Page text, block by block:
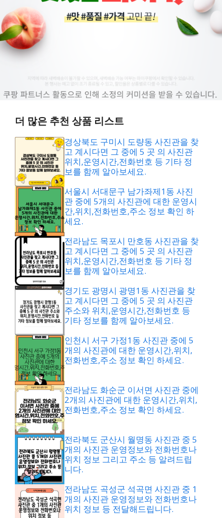
더 많은 추천 상품 리스트
경상북도 구미시 도량동 사진관을 찾
고 계시다면 그 중에 5 곳 의 사진관
위치,운영시간,전화번호 등 기타 정
보를 함께 알아보세요.
서울시 서대문구 남가좌제1동 사진
관 중에 5개의 사진관에 대한 운영시
간,위치,전화번호,주소 정보 확인 하
세요.
전라남도 목포시 만호동 사진관을 찾
고 계시다면 그 중에 5 곳 의 사진관
위치,운영시간,전화번호 등 기타 정
보를 함께 알아보세요.
경기도 광명시 광명1동 사진관을 찾
고 계시다면 그 중에 5 곳 의 사진관
주소와 위치,운영시간,전화번호 등
기타 정보를 함께 알아보세요.
인천시 서구 가정1동 사진관 중에 5
개의 사진관에 대한 운영시간,위치,
전화번호,주소 정보 확인 하세요.
전라남도 화순군 이서면 사진관 중에
2개의 사진관에 대한 운영시간,위치,
전화번호,주소 정보 확인 하세요.
전라북도 군산시 월명동 사진관 중 5
개의 사진관 운영정보와 전화번호나
위치 정보 그리고 주소 등 알려드립
니다.
전라남도 곡성군 석곡면 사진관 중 1
개의 사진관 운영정보와 전화번호나
위치 정보 등 전달해드립니다.